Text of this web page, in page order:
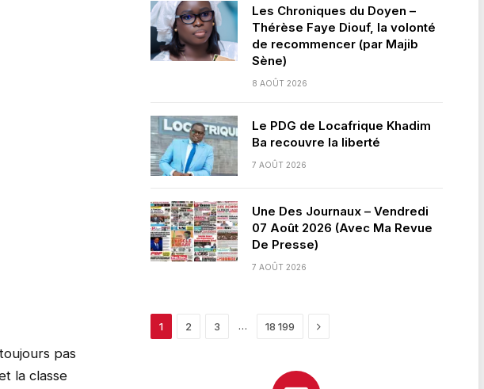
pas
la classe
Les Chroniques du Doyen –
Thérèse Faye Diouf, la volonté
de recommencer (par Majib
Sène)
8 AOÛT 2026
Le PDG de Locafrique Khadim
Ba recouvre la liberté
7 AOÛT 2026
Une Des Journaux – Vendredi
07 Août 2026 (Avec Ma Revue
De Presse)
7 AOÛT 2026
1 2 3 … 18 199 Next